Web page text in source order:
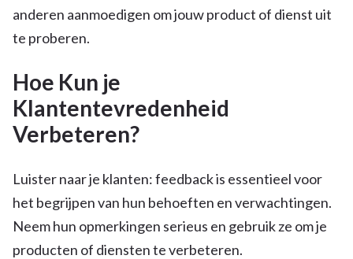
anderen aanmoedigen om jouw product of dienst uit
te proberen.
Hoe Kun je
Klantentevredenheid
Verbeteren?
Luister naar je klanten: feedback is essentieel voor
het begrijpen van hun behoeften en verwachtingen.
Neem hun opmerkingen serieus en gebruik ze om je
producten of diensten te verbeteren.